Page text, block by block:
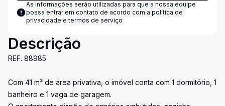
As informações serão utilizadas para que a nossa equipe
possa entrar em contato de acordo com a política de
privacidade e termos de serviço
Descrição
REF. 88985
Com 41 m² de área privativa, o imóvel conta com 1 dormitório, 1
banheiro e 1 vaga de garagem.